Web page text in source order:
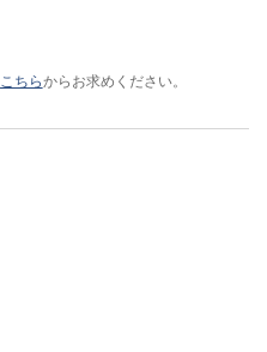
こちらからお求めください。